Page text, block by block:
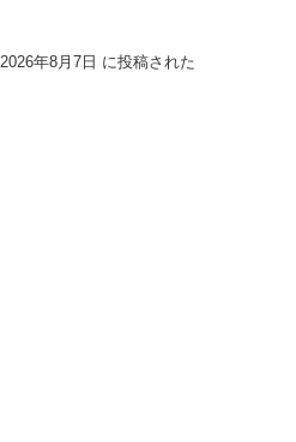
2026年8月7日 に投稿された